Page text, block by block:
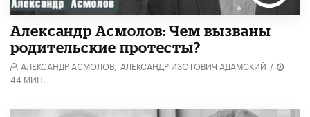
Александр Асмолов: Чем вызваны
родительские протесты?
АЛЕКСАНДР АСМОЛОВ, АЛЕКСАНДР ИЗОТОВИЧ АДАМСКИЙ /
44 МИН.